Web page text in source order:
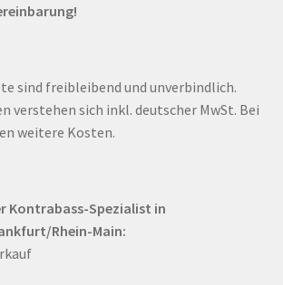
sind freibleibend und unverbindlich.
verstehen sich inkl. deutscher MwSt. Bei
weitere Kosten.
Kontrabass-Spezialist in
Rhein-Main: